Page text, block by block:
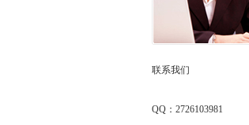
联系我们
QQ：2726103981